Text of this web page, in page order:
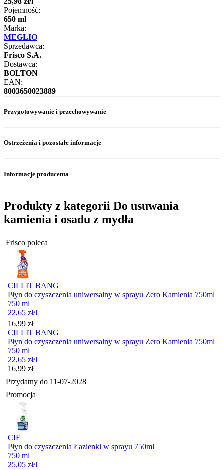
Pojemność:
650 ml
Marka:
MEGLIO
Sprzedawca:
Frisco S.A.
Dostawca:
BOLTON
EAN:
8003650023889
Przygotowywanie i przechowywanie
Ostrzeżenia i pozostałe informacje
Informacje producenta
Produkty z kategorii Do usuwania
kamienia i osadu z mydła
Frisco poleca
CILLIT BANG
Płyn do czyszczenia uniwersalny w sprayu Zero Kamienia 750ml
750 ml
22,65 zł/l
Cena
16,99 zł
CILLIT BANG
Płyn do czyszczenia uniwersalny w sprayu Zero Kamienia 750ml
750 ml
22,65 zł/l
Cena
16,99 zł
Przydatny do 11-07-2028
Promocja
CIF
Płyn do czyszczenia Łazienki w sprayu 750ml
750 ml
25,05 zł/l